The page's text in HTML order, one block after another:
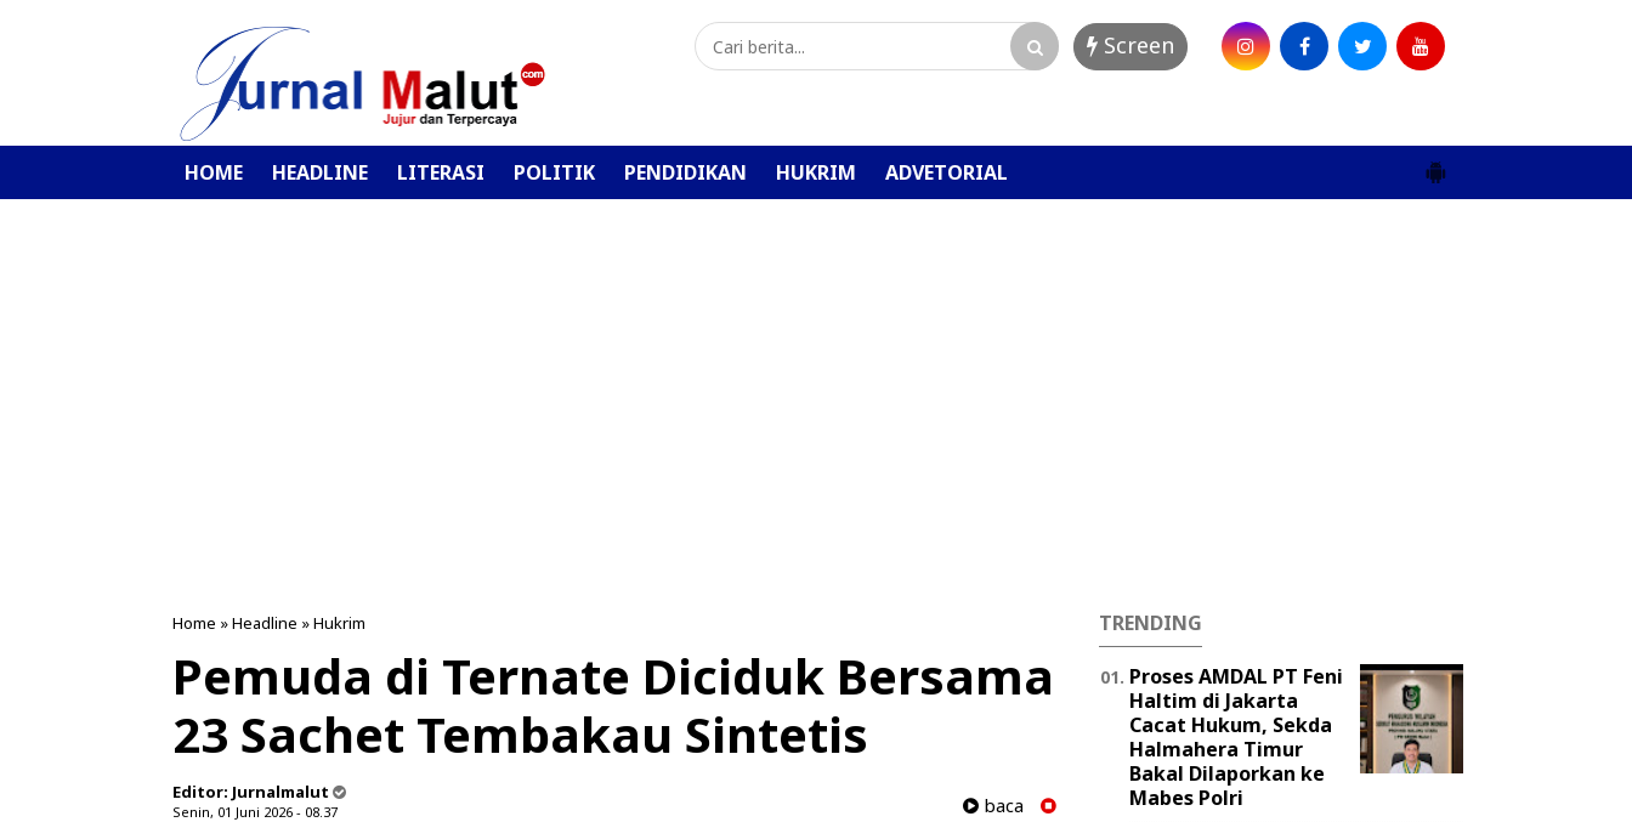
Screen
HOME HEADLINE LITERASI POLITIK PENDIDIKAN HUKRIM ADVETORIAL
Home »Headline »Hukrim
Pemuda di Ternate Diciduk Bersama
23 Sachet Tembakau Sintetis
Editor: Jurnalmalut
Senin, 01 Juni 2026 - 08.37 baca
TRENDING
Proses AMDAL PT Feni
Haltim di Jakarta
Cacat Hukum, Sekda
Halmahera Timur
Bakal Dilaporkan ke
Mabes Polri